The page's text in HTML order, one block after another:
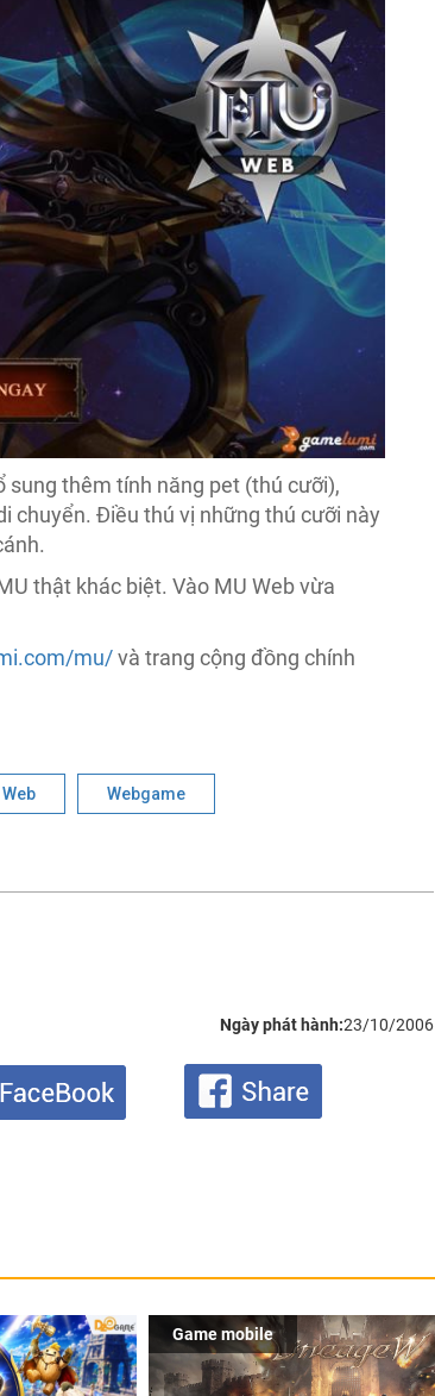
sung thêm tính năng pet (thú cưỡi),
chuyển. Điều thú vị những thú cưỡi này
thật khác biệt. Vào MU Web vừa
mu/và trang cộng đồng chính
Webgame
Ngày phát hành:23/10/2006
Game mobile